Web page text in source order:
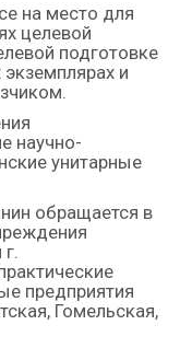
на место для
целевой
подготовке
и
научно-
унитарные
обращается в
предприятия
Гомельская,